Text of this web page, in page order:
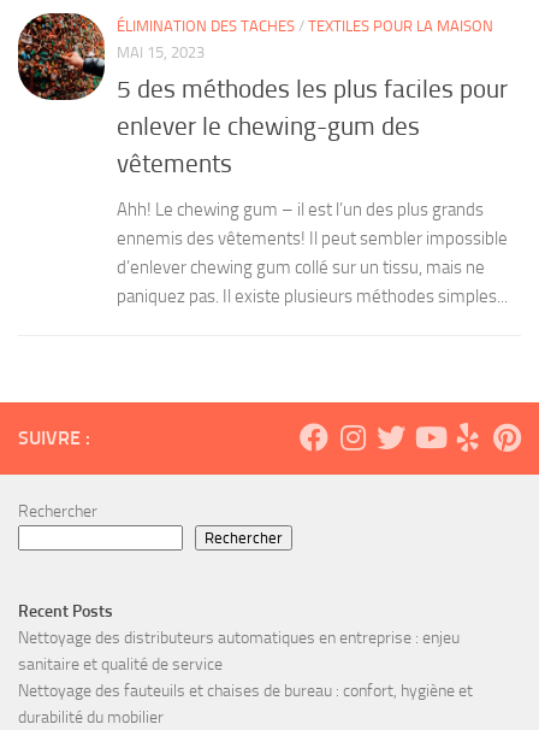
ÉLIMINATION DES TACHES / TEXTILES POUR LA MAISON
MAI 15, 2023
5 des méthodes les plus faciles pour
enlever le chewing-gum des
vêtements
Ahh! Le chewing gum – il est l’un des plus grands
ennemis des vêtements! Il peut sembler impossible
d’enlever chewing gum collé sur un tissu, mais ne
paniquez pas. Il existe plusieurs méthodes simples...
SUIVRE :
Rechercher
Rechercher
Recent Posts
Nettoyage des distributeurs automatiques en entreprise : enjeu
sanitaire et qualité de service
Nettoyage des fauteuils et chaises de bureau : confort, hygiène et
durabilité du mobilier